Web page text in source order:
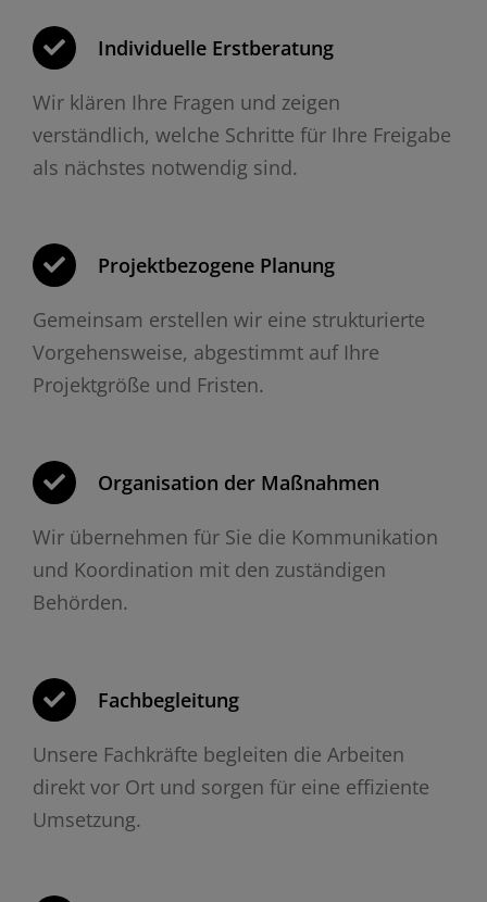
Individuelle Erstberatung
Wir klären Ihre Fragen und zeigen
verständlich, welche Schritte für Ihre Freigabe
als nächstes notwendig sind.
Projektbezogene Planung
Gemeinsam erstellen wir eine strukturierte
Vorgehensweise, abgestimmt auf Ihre
Projektgröße und Fristen.
Organisation der Maßnahmen
Wir übernehmen für Sie die Kommunikation
und Koordination mit den zuständigen
Behörden.
Fachbegleitung
Unsere Fachkräfte begleiten die Arbeiten
direkt vor Ort und sorgen für eine effiziente
Umsetzung.